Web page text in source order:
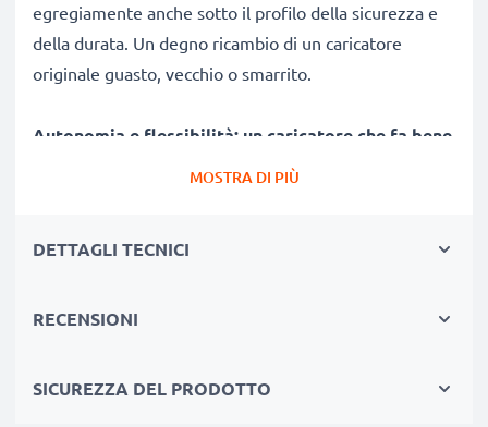
egregiamente anche sotto il profilo della sicurezza e
della durata. Un degno ricambio di un caricatore
originale guasto, vecchio o smarrito.
Autonomia e flessibilità: un caricatore che fa bene
✔ Qualità costruttive modernissime: efficiente,
✔ Non stressa le celle: test approfonditi delle
favorendo una ridotta usura e una lunga vita utile della
MOSTRA DI PIÙ
DETTAGLI TECNICI
RECENSIONI
SICUREZZA DEL PRODOTTO